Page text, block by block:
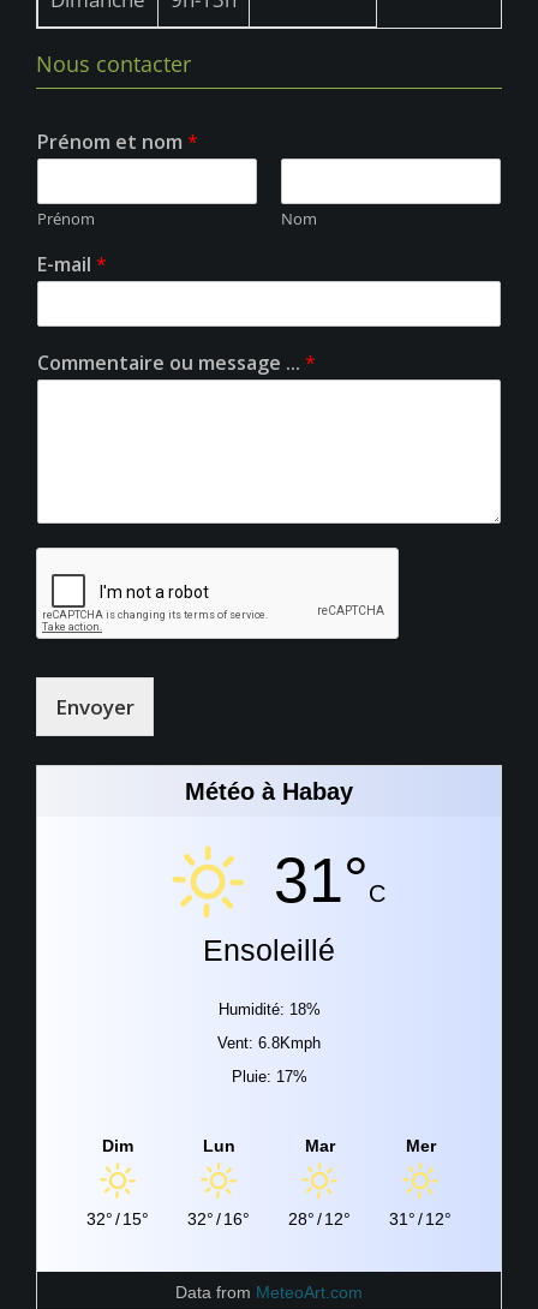
Nous contacter
Prénom et nom *
Prénom Nom
E-mail *
Commentaire ou message ... *
Envoyer
Météo à Habay
31°C
Ensoleillé
Humidité: 18%
Vent: 6.8Kmph
Pluie: 17%
Dim
32°/15°
Lun
32°/16°
Mar
28°/12°
Mer
31°/12°
Data from MeteoArt.com